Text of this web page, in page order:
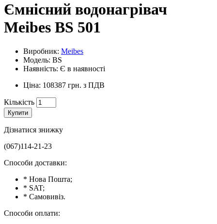
Ємнісний водонагрівач
Meibes BS 501
Виробник: Meibes
Модель: BS
Наявність: Є в наявності
Ціна: 108387 грн. з ПДВ
Кількість
Купити
Дізнатися знижку
(067)114-21-23
Способи доставки:
* Нова Пошта;
* SAT;
* Самовивіз.
Способи оплати: